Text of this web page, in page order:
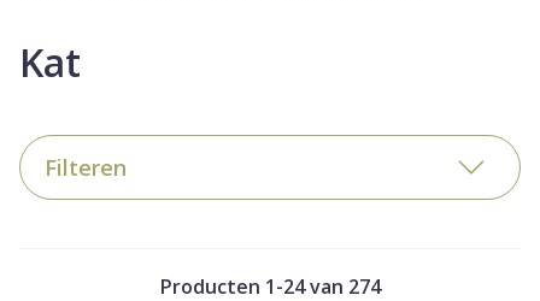
Kat
Filteren
Producten 1-24van 274